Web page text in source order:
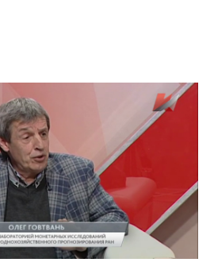
этика
для авторов